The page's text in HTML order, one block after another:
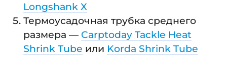
Longshank X
Термоусадочная трубка среднего
размера — Carptoday Tackle Heat
Shrink Tube или Korda Shrink Tube